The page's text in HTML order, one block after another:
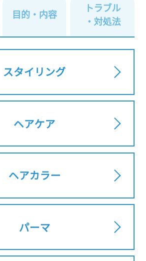
目的・内容
トラブル
・対処法
スタイリング
ヘアケア
ヘアカラー
パーマ